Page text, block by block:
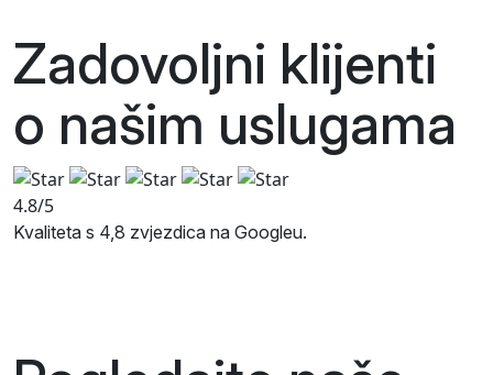
Zadovoljni klijenti
o našim uslugama
4.8/5
Kvaliteta s 4,8 zvjezdica na Googleu.